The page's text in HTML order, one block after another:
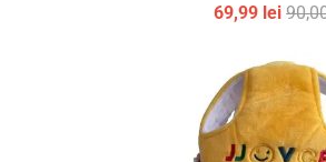
69,99 lei